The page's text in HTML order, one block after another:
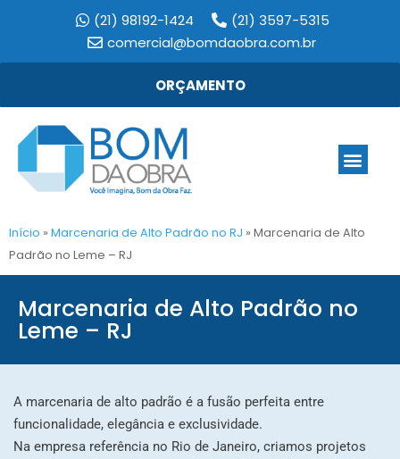
(21) 98192-1424
(21) 3597-5315
comercial@bomdaobra.com.br
ORÇAMENTO
Início » Marcenaria de Alto Padrão no RJ » Marcenaria de Alto
Padrão no Leme – RJ
Marcenaria de Alto Padrão no
Leme – RJ
A marcenaria de alto padrão é a fusão perfeita entre
funcionalidade, elegância e exclusividade.
Na empresa referência no Rio de Janeiro, criamos projetos